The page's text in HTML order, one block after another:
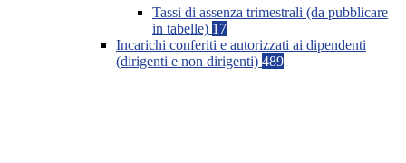
Tassi di assenza trimestrali (da pubblicare
in tabelle) 17
Incarichi conferiti e autorizzati ai dipendenti
(dirigenti e non dirigenti) 489